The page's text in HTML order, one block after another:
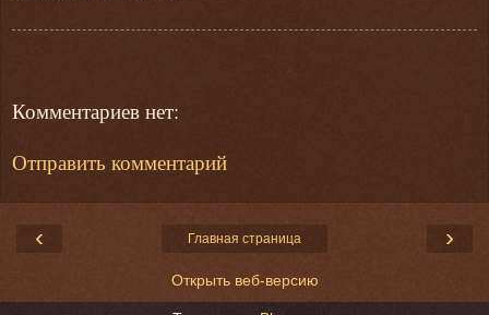
Комментариев нет:
Отправить комментарий
‹ ›
Главная страница
Открыть веб-версию